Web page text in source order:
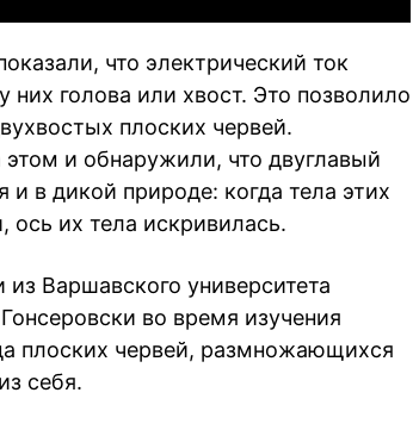
что электрический ток
них голова или хвост. Это позволило
плоских червей.
и обнаружили, что двуглавый
в дикой природе: когда тела этих
ось их тела искривилась.
Варшавского университета
во время изучения
плоских червей, размножающихся
себя.